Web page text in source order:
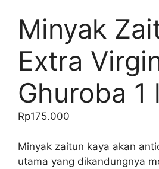
Minyak
Extra
Ghuroba 1
Rp175.000
Minyak zaitun kaya akan
utama yang dikandungnya